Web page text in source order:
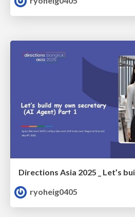
ryoheig0405